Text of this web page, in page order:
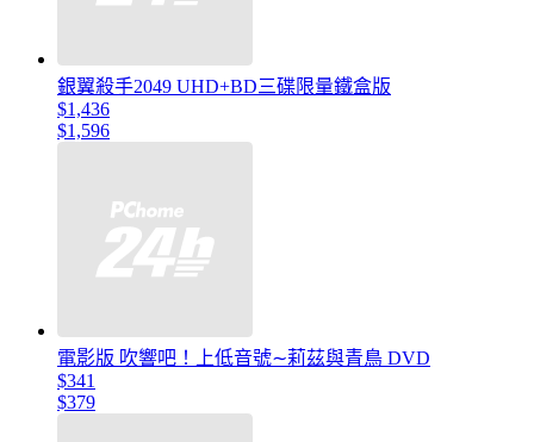
銀翼殺手2049 UHD+BD三碟限量鐵盒版
$1,436
$1,596
電影版 吹響吧！上低音號∼莉茲與青鳥 DVD
$341
$379